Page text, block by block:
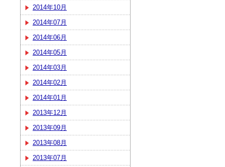
2014年10月
2014年07月
2014年06月
2014年05月
2014年03月
2014年02月
2014年01月
2013年12月
2013年09月
2013年08月
2013年07月